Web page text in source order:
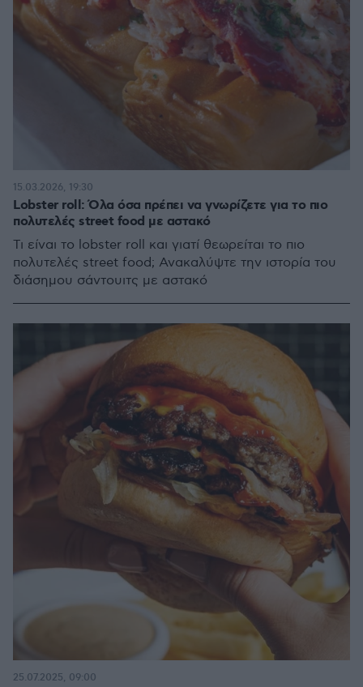
Lobster roll: Όλα όσα πρέπει να γνωρίζετε για το πιο
πολυτελές street food με αστακό
Τι είναι το lobster roll και γιατί θεωρείται το πιο
πολυτελές street food; Ανακαλύψτε την ιστορία του
διάσημου σάντουιτς με αστακό
15.03.2026, 19:30
25.07.2025, 09:00